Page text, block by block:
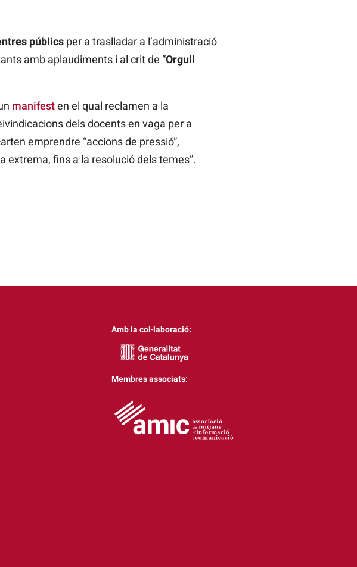
públicsper a traslladar a l’administració
amb aplaudiments i al crit de “Orgull
manifesten el qual reclamen a la
dels docents en vaga per a
emprendre “accions de pressió”,
extrema, fins a la resolució dels temes”.
Amb la col·laboració:
Membres associats: